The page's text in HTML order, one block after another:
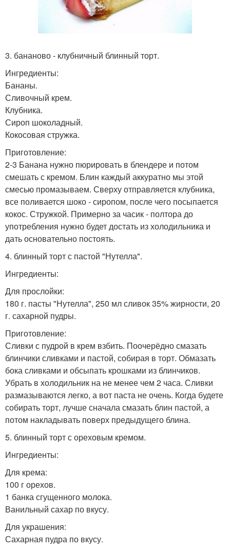
3. бананово - клубничный блинный торт.
Ингредиенты:
Бананы.
Сливочный крем.
Клубника.
Сироп шоколадный.
Кокосовая стружка.
Приготовление:
2-3 Банана нужно пюрировать в блендере и потом
смешать с кремом. Блин каждый аккуратно мы этой
смесью промазываем. Сверху отправляется клубника,
все поливается шоко - сиропом, после чего посыпается
кокос. Стружкой. Примерно за часик - полтора до
употребления нужно будет достать из холодильника и
дать основательно постоять.
4. блинный торт с пастой "Нутелла".
Ингредиенты:
Для прослойки:
180 г. пасты "Нутелла", 250 мл сливок 35% жирности, 20
г. сахарной пудры.
Приготовление:
Сливки с пудрой в крем взбить. Поочерёдно смазать
блинчики сливками и пастой, собирая в торт. Обмазать
бока сливками и обсыпать крошками из блинчиков.
Убрать в холодильник на не менее чем 2 часа. Сливки
размазываются легко, а вот паста не очень. Когда будете
собирать торт, лучше сначала смазать блин пастой, а
потом накладывать поверх предыдущего блина.
5. блинный торт с ореховым кремом.
Ингредиенты:
Для крема:
100 г орехов.
1 банка сгущенного молока.
Ванильный сахар по вкусу.
Для украшения:
Сахарная пудра по вкусу.